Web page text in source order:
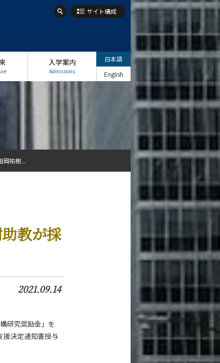
サイト構成
入学案内
Admissions
日本語
English
教が採
2021.09.14
研究奨励金」を
援決定通知書授与
岡祐樹...